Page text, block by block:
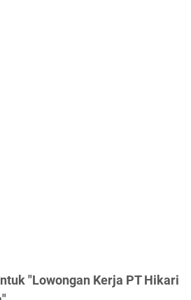
"Lowongan Kerja PT Hikari